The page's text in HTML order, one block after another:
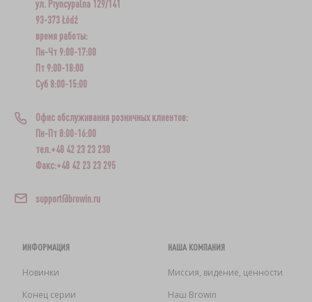
ул. Pryncypalna 129/141
93-373 Łódź
время работы:
Пн-Чт 9:00-17:00
Пт 9:00-18:00
Суб 8:00-15:00
Офис обслуживания розничных клиентов:
Пн-Пт 8:00-16:00
тел.+48 42 23 23 230
Факс:+48 42 23 23 295
support@browin.ru
ИНФОРМАЦИЯ
Новинки
Конец серии
НАША КОМПАНИЯ
Миссия, видение, ценности
Наш Browin